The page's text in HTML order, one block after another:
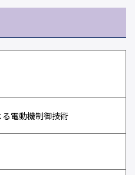
電動機制御技術